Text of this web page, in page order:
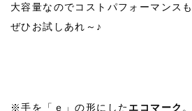
大容量なのでコストパフォーマンス
ぜひお試しあれ～♪
※手を「ｅ」の形にしたエコマーク 。